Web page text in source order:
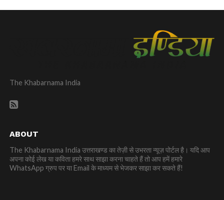
The Khabarnama India
ABOUT
The Khabarnama India उत्तराखण्ड का तेज़ी से उभरता न्यूज़ पोर्टल है। यदि आप
अपना कोई लेख या कविता हमरे साथ साझा करना चाहते हैं तो आप हमें हमारे
WhatsApp ग्रुप पर या Email के माध्यम से भेजकर साझा कर सकते हैं!